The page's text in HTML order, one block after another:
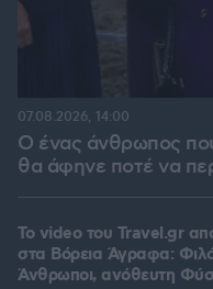
Ο ένας άνθρωπος
θα άφηνε ποτέ να
07.08.2026, 14:00
To video του Travel.gr από
στα Βόρεια Άγραφα:
Άνθρωποι, ανόθευτη